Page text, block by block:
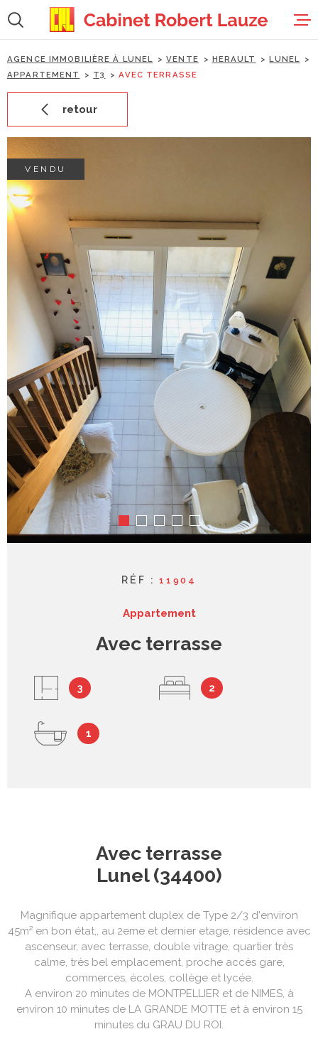
:la
recherche
au
menu
principal
au
contenu
accueil
estimation
gestion
syndic
contact
AGENCE IMMOBILIÈRE À LUNEL VENTE HERAULT
LUNEL
APPARTEMENT
T3 AVEC TERRASSE
retour
VENDU
RÉF :11904
Appartement
Avec terrasse
3 2
1
Avec terrasse
Lunel (34400)
Magnifique appartement duplex de Type 2/3 d'environ
45m² en bon état,, au 2eme et dernier etage, résidence avec
ascenseur, avec terrasse, double vitrage, quartier très
calme, très bel emplacement, proche accès gare,
commerces, écoles, collège et lycée.
A environ 20 minutes de MONTPELLIER et de NIMES, à
environ 10 minutes de LA GRANDE MOTTE et à environ 15
minutes du GRAU DU ROI.